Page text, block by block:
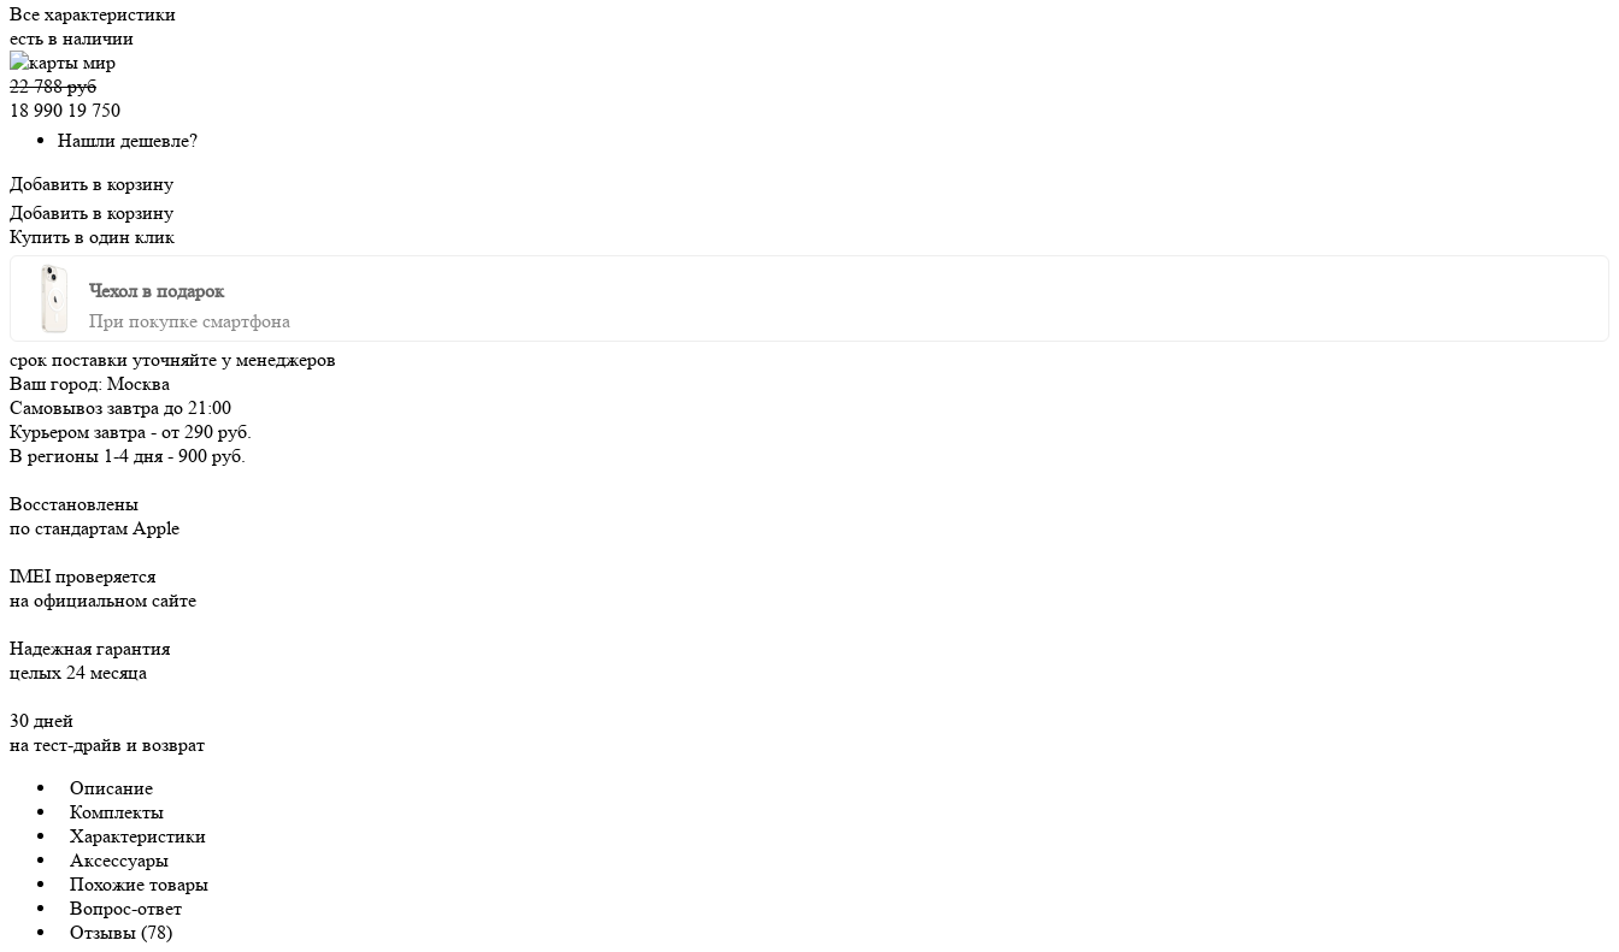
Все характеристики
есть в наличии
22 788 руб
18 990 19 750
Нашли дешевле?
Добавить в корзину
Добавить в корзину
Купить в один клик
Чехол в подарок
При покупке смартфона
срок поставки уточняйте у менеджеров
Ваш город: Москва
Самовывоз завтра до 21:00
Курьером завтра - от 290 руб.
В регионы 1-4 дня - 900 руб.
Восстановлены
по стандартам Apple
IMEI проверяется
на официальном сайте
Надежная гарантия
целых 24 месяца
30 дней
на тест-драйв и возврат
Описание
Комплекты
Характеристики
Аксессуары
Похожие товары
Вопрос-ответ
Отзывы (78)